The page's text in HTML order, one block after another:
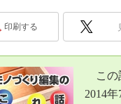
印刷する
この
2014